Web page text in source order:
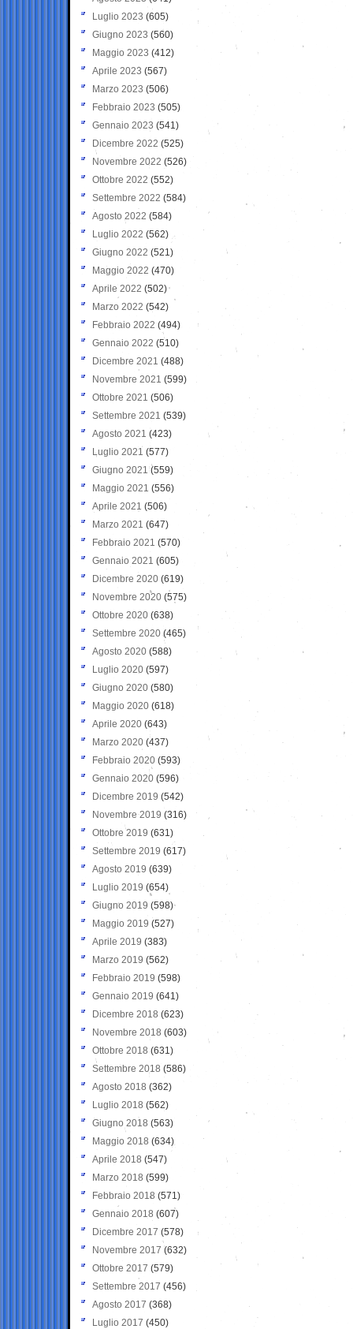
Luglio 2023 (605)
Giugno 2023 (560)
Maggio 2023 (412)
Aprile 2023 (567)
Marzo 2023 (506)
Febbraio 2023 (505)
Gennaio 2023 (541)
Dicembre 2022 (525)
Novembre 2022 (526)
Ottobre 2022 (552)
Settembre 2022 (584)
Agosto 2022 (584)
Luglio 2022 (562)
Giugno 2022 (521)
Maggio 2022 (470)
Aprile 2022 (502)
Marzo 2022 (542)
Febbraio 2022 (494)
Gennaio 2022 (510)
Dicembre 2021 (488)
Novembre 2021 (599)
Ottobre 2021 (506)
Settembre 2021 (539)
Agosto 2021 (423)
Luglio 2021 (577)
Giugno 2021(559)
Maggio 2021 (556)
Aprile 2021 (506)
Marzo 2021 (647)
Febbraio 2021 (570)
Gennaio 2021 (605)
Dicembre 2020 (619)
Novembre 2020 (575)
Ottobre 2020 (638)
Settembre 2020(465)
Agosto 2020 (588)
Luglio 2020 (597)
Giugno 2020 (580)
Maggio 2020 (618)
Aprile 2020 (643)
Marzo 2020 (437)
Febbraio 2020 (593)
Gennaio 2020 (596)
Dicembre 2019 (542)
Novembre 2019 (316)
Ottobre 2019 (631)
Settembre 2019 (617)
Agosto 2019 (639)
Luglio 2019 (654)
Giugno 2019 (598)
Maggio 2019 (527)
Aprile 2019 (383)
Marzo 2019 (562)
Febbraio 2019 (598)
Gennaio 2019 (641)
Dicembre 2018 (623)
Novembre 2018 (603)
Ottobre 2018 (631)
Settembre 2018 (586)
Agosto 2018 (362)
Luglio 2018 (562)
Giugno 2018 (563)
Maggio 2018 (634)
Aprile 2018 (547)
Marzo 2018 (599)
Febbraio 2018 (571)
Gennaio 2018 (607)
Dicembre 2017 (578)
Novembre 2017 (632)
Ottobre 2017 (579)
Settembre 2017 (456)
Agosto 2017 (368)
Luglio 2017 (450)